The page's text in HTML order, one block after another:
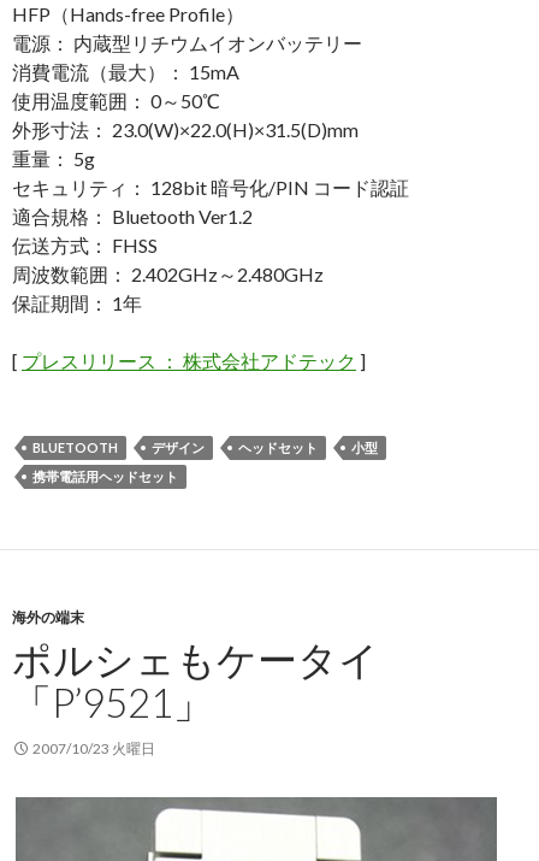
HFP（Hands-free Profile）
電源： 内蔵型リチウムイオンバッテリー
消費電流（最大）： 15mA
使用温度範囲： 0～50℃
外形寸法： 23.0(W)×22.0(H)×31.5(D)mm
重量： 5g
セキュリティ： 128bit 暗号化/PIN コード認証
適合規格： Bluetooth Ver1.2
伝送方式： FHSS
周波数範囲： 2.402GHz～2.480GHz
保証期間： 1年
[ プレスリリース ： 株式会社アドテック ]
BLUETOOTH デザイン ヘッドセット
小型
携帯電話用ヘッドセット
海外の端末
ポルシェもケータイ
「P’9521」
2007/10/23 火曜日